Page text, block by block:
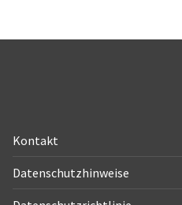
Kontakt
Datenschutzhinweise